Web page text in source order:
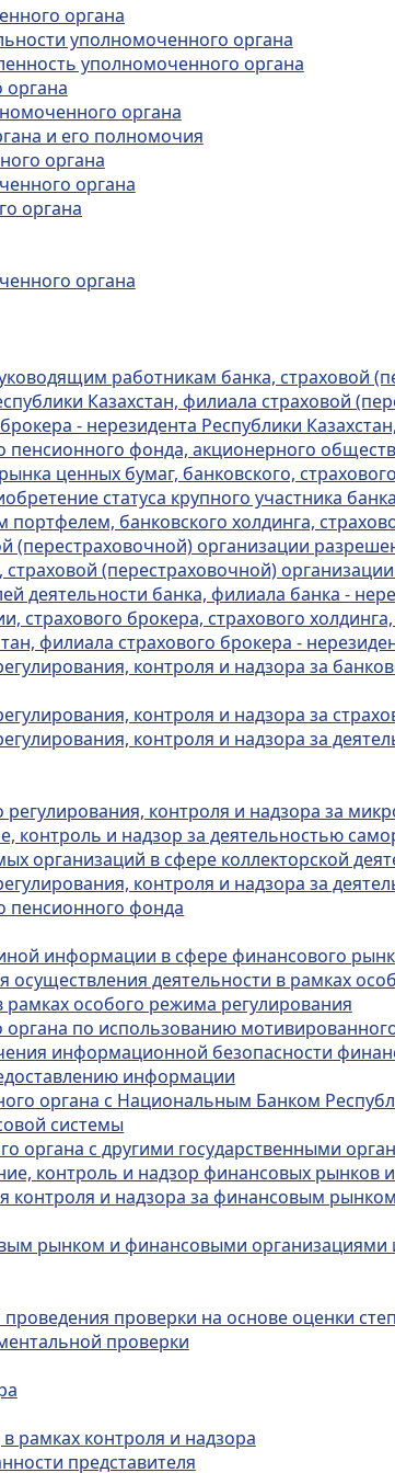
органа
уполномоченного органа
уполномоченного органа
органа
органа
и его полномочия
органа
органа
органа
органа
работникам банка, страховой
Казахстан, филиала страховой
- нерезидента Республики
пенсионного фонда, акционерного
ценных бумаг, банковского,
статуса крупного участника
банковского холдинга,
(перестраховочной) организации
(перестраховочной)
деятельности банка, филиала банка -
страхового брокера, страхового
филиала страхового брокера -
контроля и надзора за
контроля и надзора за
контроля и надзора за
регулирования, контроля и надзора за
контроль и надзор за деятельностью
организаций в сфере коллекторской
контроля и надзора за
пенсионного фонда
информации в сфере финансового
деятельности в рамках
особого режима регулирования
по использованию
информационной безопасности
информации
органа с Национальным Банком
системы
органа с другими государственными
контроль и надзор финансовых рынков
контроля и надзора за финансовым
рынком и финансовыми организациями
проверки на основе оценки
проверки
рамках контроля и надзора
представителя